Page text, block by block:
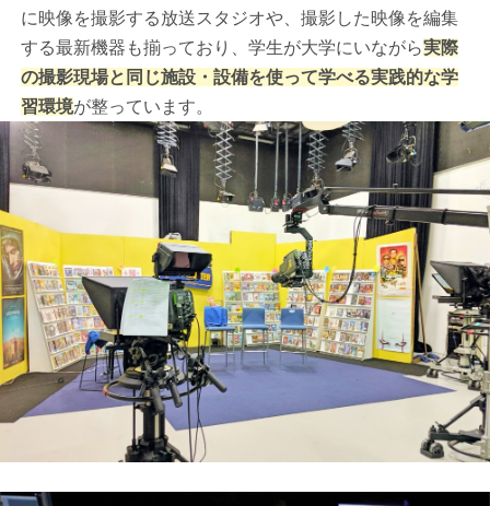
に映像を撮影する放送スタジオや、撮影した映像を編集
する最新機器も揃っており、学生が大学にいながら実際
の撮影現場と同じ施設・設備を使って学べる実践的な学
習環境が整っています。